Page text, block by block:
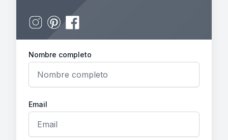
InstagramPinterestFacebook
Nombre completo
Email